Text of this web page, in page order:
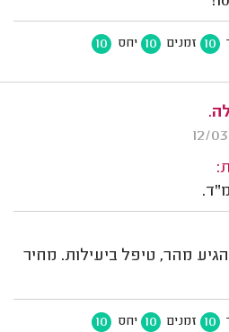
10 זמנים 10 יחס 10
מהר, טיפל ביעילות. מחיר
10 זמנים 10 יחס 10